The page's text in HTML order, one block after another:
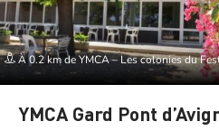
À 0.2 km de YMCA – Les colonies du
YMCA Gard Pont